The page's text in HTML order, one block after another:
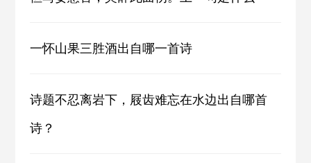
一怀山果三胜酒出自哪一首诗
诗题不忍离岩下，屐齿难忘在水边出自哪首
诗？